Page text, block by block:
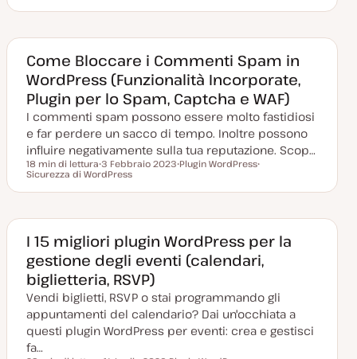
t
a
g
i
o
r
n
t
g
m
n
t
o
g
m
n
o
Come Bloccare i Commenti Spam in
WordPress (Funzionalità Incorporate,
Plugin per lo Spam, Captcha e WAF)
I commenti spam possono essere molto fastidiosi
e far perdere un sacco di tempo. Inoltre possono
influire negativamente sulla tua reputazione. Scop…
Tempo di lettura
18 min di lettura
D
t
a
g
i
o
r
n
a
t
a
3 Febbraio 2023
g
m
n
t
o
Plugin WordPress
g
m
n
t
o
Sicurezza di WordPress
I 15 migliori plugin WordPress per la
gestione degli eventi (calendari,
biglietteria, RSVP)
Vendi biglietti, RSVP o stai programmando gli
appuntamenti del calendario? Dai un'occhiata a
questi plugin WordPress per eventi: crea e gestisci
fa…